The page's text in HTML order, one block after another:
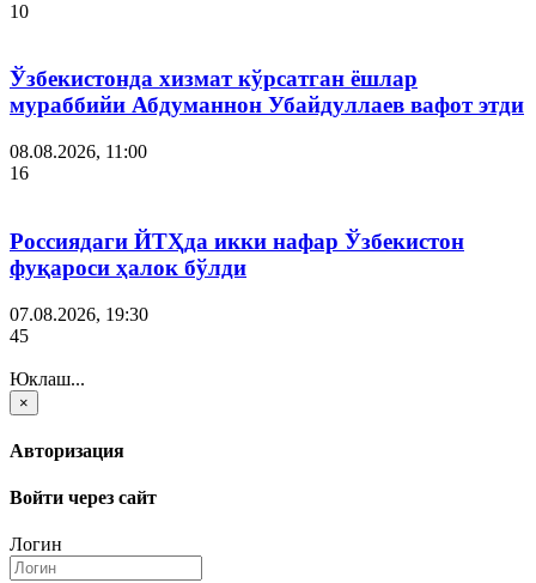
10
Ўзбекистонда хизмат кўрсатган ёшлар
мураббийи Абдуманнон Убайдуллаев вафот этди
08.08.2026, 11:00
16
Россиядаги ЙТҲда икки нафар Ўзбекистон
фуқароси ҳалок бўлди
07.08.2026, 19:30
45
Юклаш...
×
Авторизация
Войти через сайт
Логин